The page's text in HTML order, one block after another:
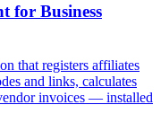
for Business
that registers affiliates
and links, calculates
invoices — installed